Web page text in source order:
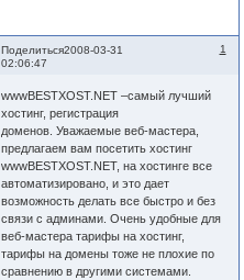
Поделиться 1
2008-03-31
02:06:47
wwwBESTXOST.NET –самый лучший
хостинг, регистрация
доменов. Уважаемые веб-мастера,
предлагаем вам посетить хостинг
wwwBESTXOST.NET, на хостинге все
автоматизировано, и это дает
возможность делать все быстро и без
связи с админами. Очень удобные для
веб-мастера тарифы на хостинг,
тарифы на домены тоже не плохие по
сравнению в другими системами.